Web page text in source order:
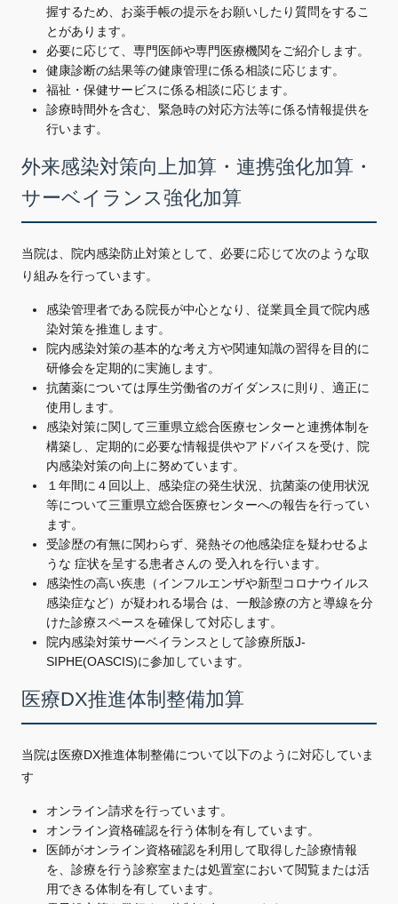
握するため、お薬手帳の提示をお願いしたり質問をするこ
とがあります。
必要に応じて、専門医師や専門医療機関をご紹介します。
健康診断の結果等の健康管理に係る相談に応じます。
福祉・保健サービスに係る相談に応じます。
診療時間外を含む、緊急時の対応方法等に係る情報提供を
行います。
外来感染対策向上加算・連携強化加算・
サーベイランス強化加算
当院は、院内感染防止対策として、必要に応じて次のような取
り組みを行っています。
感染管理者である院長が中心となり、従業員全員で院内感
染対策を推進します。
院内感染対策の基本的な考え方や関連知識の習得を目的に
研修会を定期的に実施します。
抗菌薬については厚生労働省のガイダンスに則り、適正に
使用します。
感染対策に関して三重県立総合医療センターと連携体制を
構築し、定期的に必要な情報提供やアドバイスを受け、院
内感染対策の向上に努めています。
１年間に４回以上、感染症の発生状況、抗菌薬の使用状況
等について三重県立総合医療センターへの報告を行ってい
ます。
受診歴の有無に関わらず、発熱その他感染症を疑わせるよ
うな 症状を呈する患者さんの 受入れを行います。
感染性の高い疾患（インフルエンザや新型コロナウイルス
感染症など）が疑われる場合 は、一般診療の方と導線を分
けた診療スペースを確保して対応します。
院内感染対策サーベイランスとして診療所版J-
SIPHE(OASCIS)に参加しています。
医療DX推進体制整備加算
当院は医療DX推進体制整備について以下のように対応していま
す
オンライン請求を行っています。
オンライン資格確認を行う体制を有しています。
医師がオンライン資格確認を利用して取得した診療情報
を、診療を行う診察室または処置室において閲覧または活
用できる体制を有しています。